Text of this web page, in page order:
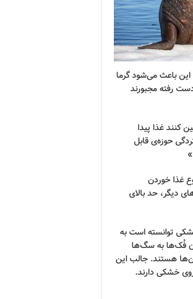
باعث می‌شود گرما
رفته مجبورند
کنند غذا پیدا
حوزه‌ی قابل
غذا خوردن
دیگر، حد بالای
توانسته است به
فُک‌ها به سگ‌ها
هستند. جالب این
خشکی دارند.